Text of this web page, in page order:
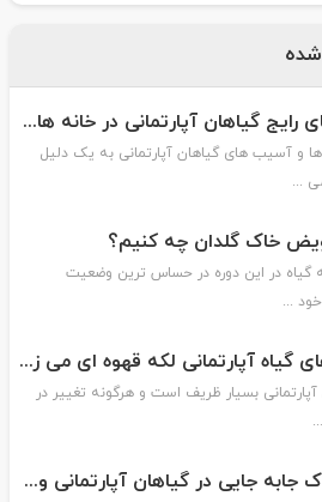
بیماری های رایج گیاهان آپارتمانی در خانه های ایرانی
و آسیب های گیاهان آپارتمانی به یک دلیل
...
خاک گلدان چه کنیم؟
گیاه در این دوره در حساس ترین وضعیت
...
چرا برگ های گیاه آپارتمانی لکه قهوه ای می زنند؟
آپارتمانی بسیار ظریف است و هرگونه تغییر در
علائم شوک جابه جایی در گیاهان آپارتمانی و روش درمان آن